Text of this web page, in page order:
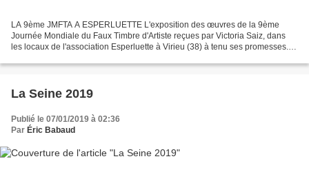
LA 9ème JMFTA A ESPERLUETTE L'exposition des œuvres de la 9ème
Journée Mondiale du Faux Timbre d'Artiste reçues par Victoria Saiz, dans
les locaux de l'association Esperluette à Virieu (38) à tenu ses promesses.
La Seine 2019
Publié le 07/01/2019 à 02:36
Par Éric Babaud